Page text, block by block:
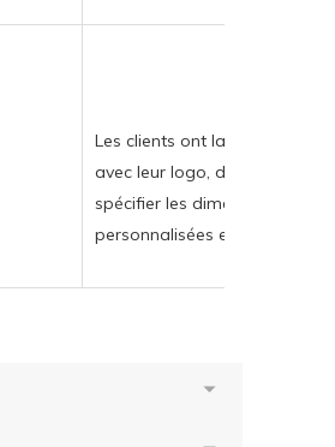
Les clients ont la possibilité
avec leur logo, de
spécifier les dimensions.
personnalisées entraînent